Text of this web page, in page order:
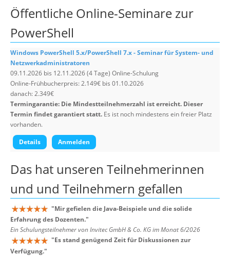
Öffentliche Online-Seminare zur
PowerShell
Windows PowerShell 5.x/PowerShell 7.x - Seminar für System- und
Netzwerkadministratoren
09.11.2026 bis 12.11.2026 (4 Tage) Online-Schulung
Online-Frühbucherpreis: 2.149€ bis 01.10.2026
danach: 2.349€
Termingarantie: Die Mindestteilnehmerzahl ist erreicht. Dieser
Termin findet garantiert statt. Es ist noch mindestens ein freier Platz
vorhanden.
Details
Anmelden
Das hat unseren Teilnehmerinnen
und und Teilnehmern gefallen
"Mir gefielen die Java-Beispiele und die solide
Erfahrung des Dozenten."
Ein Schulungsteilnehmer von Invitec GmbH & Co. KG im Monat 6/2026
"Es stand genügend Zeit für Diskussionen zur
Verfügung."